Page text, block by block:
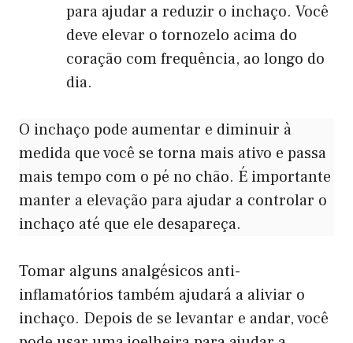
para ajudar a reduzir o inchaço. Você
deve elevar o tornozelo acima do
coração com frequência, ao longo do
dia.
O inchaço pode aumentar e diminuir à
medida que você se torna mais ativo e passa
mais tempo com o pé no chão. É importante
manter a elevação para ajudar a controlar o
inchaço até que ele desapareça.
Tomar alguns analgésicos anti-
inflamatórios também ajudará a aliviar o
inchaço. Depois de se levantar e andar, você